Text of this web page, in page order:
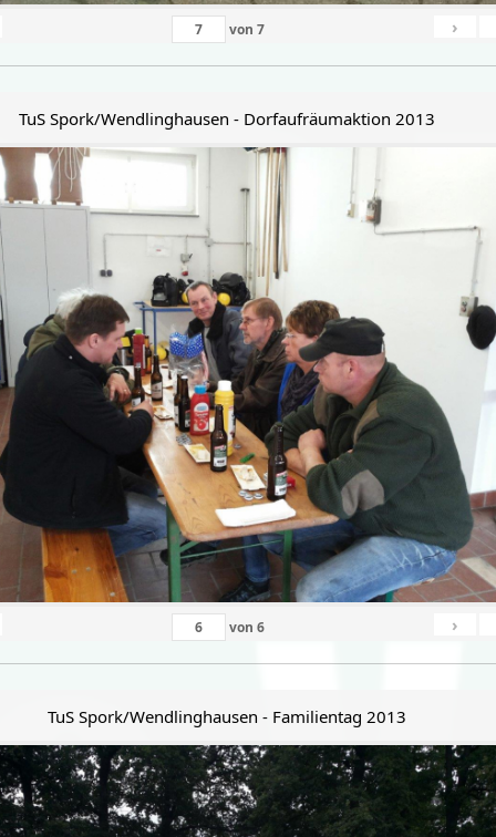
von 7 ›
TuS Spork/Wendlinghausen - Dorfaufräumaktion 2013
von 6 ›
TuS Spork/Wendlinghausen - Familientag 2013